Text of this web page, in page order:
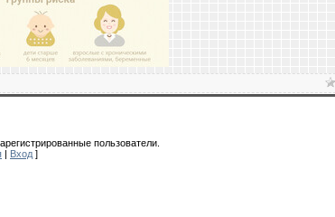
пользователи.
| Вход ]